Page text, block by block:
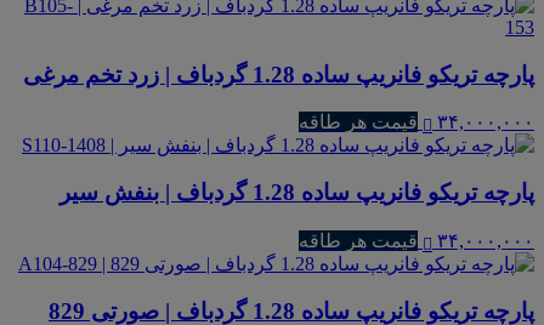
پارچه تریکو فانریپ ساده 1.28 گردباف | زرد تخم مرغی
۳۴,۰۰۰,۰۰۰ قیمت هر طاقه
پارچه تریکو فانریپ ساده 1.28 گردباف | بنفش سیر
۳۴,۰۰۰,۰۰۰ قیمت هر طاقه
پارچه تریکو فانریپ ساده 1.28 گردباف | صورتی 829